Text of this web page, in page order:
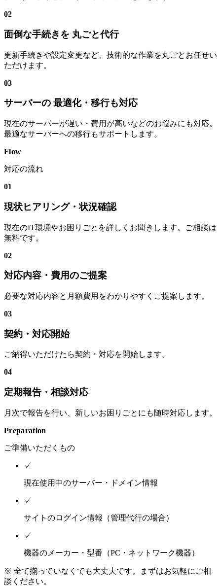
02
面倒な手続きを 丸ごと代行
更新手続きや設定変更など、技術的な作業を丸ごとお任せい
ただけます。
03
サーバーの 最適化・移行も対応
現在のサーバーが遅い・費用が高いなどのお悩みにも対応。
最適なサーバーへの移行もサポートします。
Flow
対応の流れ
01
現状ヒアリング・状況確認
現在のIT環境やお困りごとを詳しくお聞きします。ご相談は
無料です。
02
対応内容・費用のご提案
必要な対応内容と月額費用をわかりやすくご提案します。
03
契約・対応開始
ご納得いただけたら契約・対応を開始します。
04
定期報告・相談対応
月次で報告を行い、新しいお困りごとにも随時対応します。
Preparation
ご準備いただくもの
✓
現在使用中のサーバー・ドメイン情報
✓
サイトのログイン情報（管理代行の場合）
✓
機器のメーカー・型番（PC・ネットワーク機器）
※ 全て揃っていなくても大丈夫です。まずはお気軽にご相
談ください。